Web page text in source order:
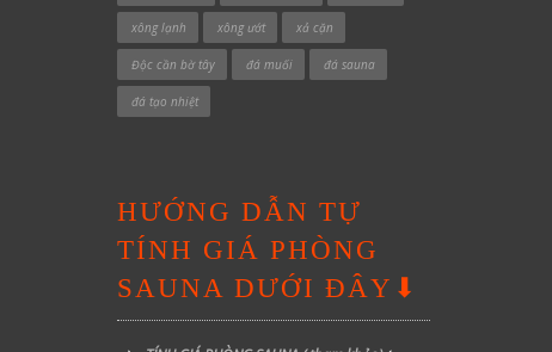
xông lạnh xông ướt xả cặn
Độc cần bờ tây đá muối đá sauna
đá tạo nhiệt
HƯỚNG DẪN TỰ
TÍNH GIÁ PHÒNG
SAUNA DƯỚI ĐÂY⬇